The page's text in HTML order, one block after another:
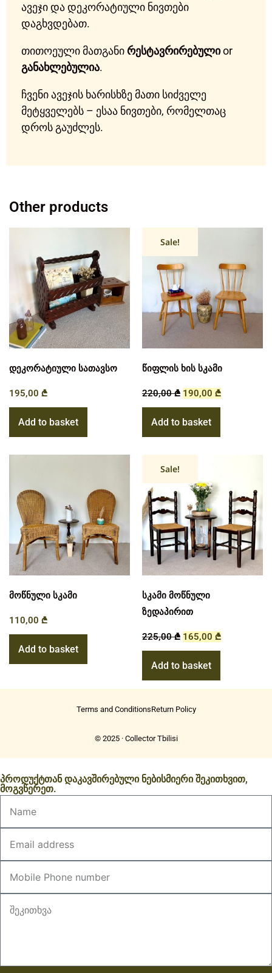
ავეჯი და დეკორატიული ნივთები
დაგხვდებათ.
თითოეული მათგანირესტავრირებულიor
განახლებულია.
ჩვენი ავეჯის ხარისხზე მათი სიძველე
მეტყველებს – ესაა ნივთები, რომელთაც
დროს გაუძლეს.
Other products
დეკორატიული სათავსო
195,00 ₾
Add to basket
Sale!
წიფლის ხის სკამი
220,00₾ 190,00 ₾
Add to basket
მოწნული სკამი
110,00 ₾
Add to basket
Sale!
სკამი მოწნული
ზედაპირით
225,00₾ 165,00 ₾
Add to basket
© 2025 · Collector Tbilisi
Terms and ConditionsReturn Policy
პროდუქტთან დაკავშირებული ნებისმიერი შეკითხვით,
მოგვწერეთ.